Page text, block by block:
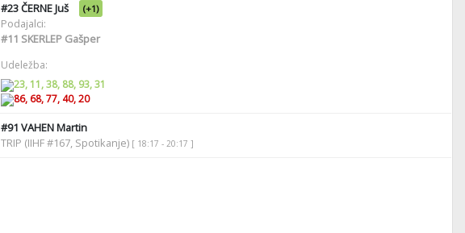
#23ČERNE Juš (+1)
Podajalci:
#11 SKERLEP Gašper
Udeležba:
23, 11, 38, 88, 93, 31
86, 68, 77, 40, 20
#91 VAHEN Martin
TRIP (IIHF #167, Spotikanje) [ 18:17 - 20:17 ]